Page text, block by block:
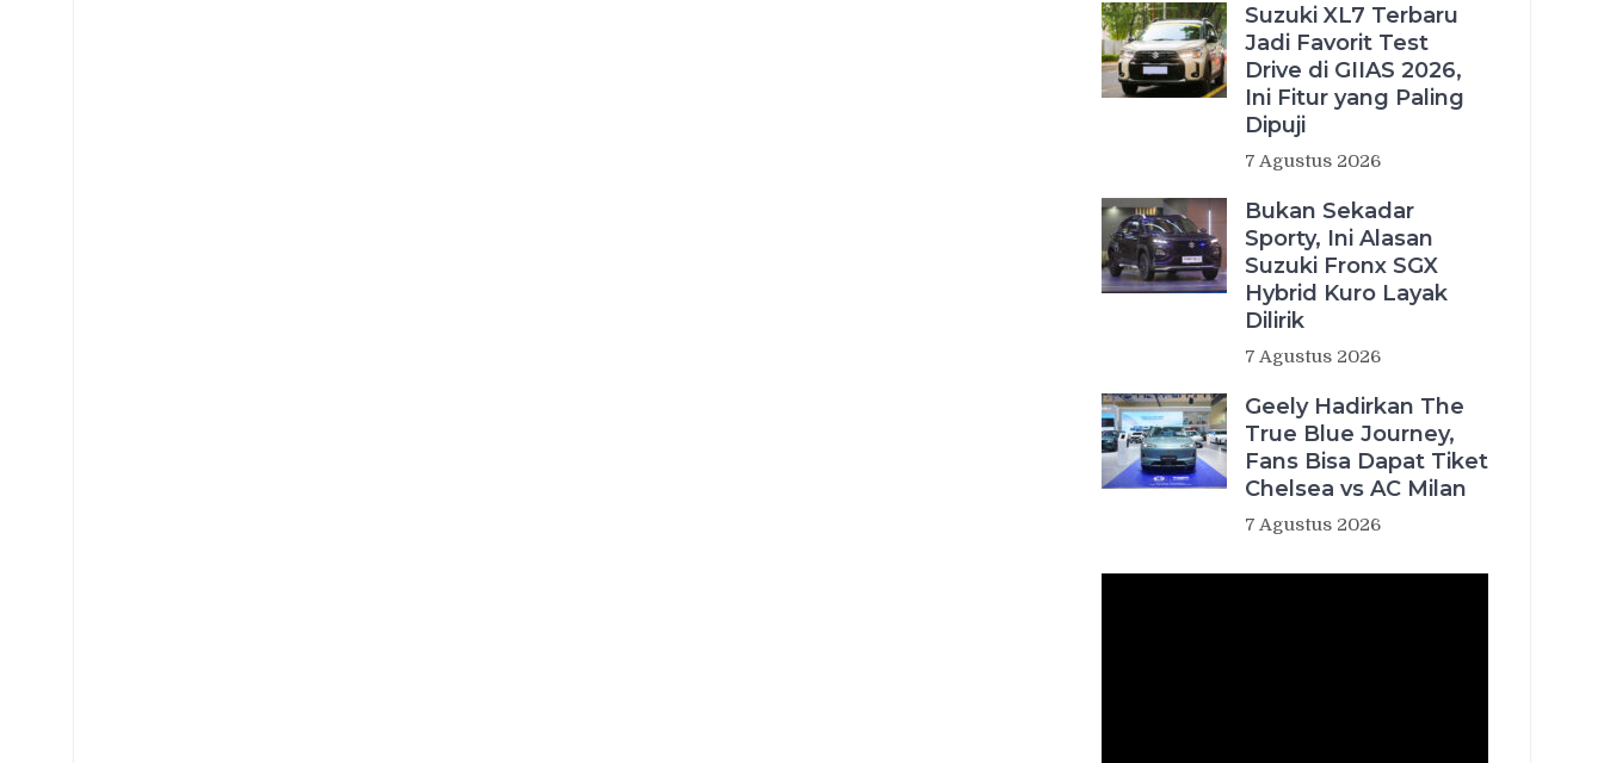
Suzuki XL7 Terbaru
Jadi Favorit Test
Drive di GIIAS 2026,
Ini Fitur yang Paling
Dipuji
7 Agustus 2026
Bukan Sekadar
Sporty, Ini Alasan
Suzuki Fronx SGX
Hybrid Kuro Layak
Dilirik
7 Agustus 2026
Geely Hadirkan The
True Blue Journey,
Fans Bisa Dapat Tiket
Chelsea vs AC Milan
7 Agustus 2026